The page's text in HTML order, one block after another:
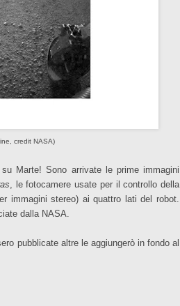
credit NASA)
Marte! Sono arrivate le prime immagini
, le fotocamere usate per il controllo della
immagini stereo) ai quattro lati del robot.
dalla NASA.
pubblicate altre le aggiungerò in fondo al